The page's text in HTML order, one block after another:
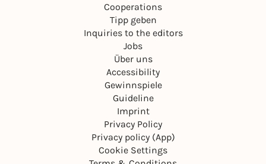
Cooperations
Tipp geben
Inquiries to the editors
Jobs
Über uns
Accessibility
Gewinnspiele
Guideline
Imprint
Privacy Policy
Privacy policy (App)
Cookie Settings